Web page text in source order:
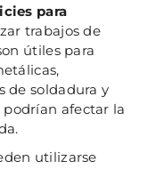
para
trabajos de
útiles para
de soldadura y
afectar la
utilizarse